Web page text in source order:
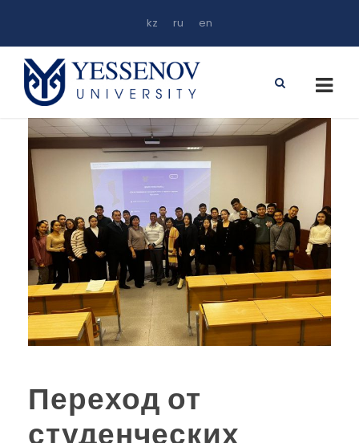
kz ru en
Переход от
студенческих